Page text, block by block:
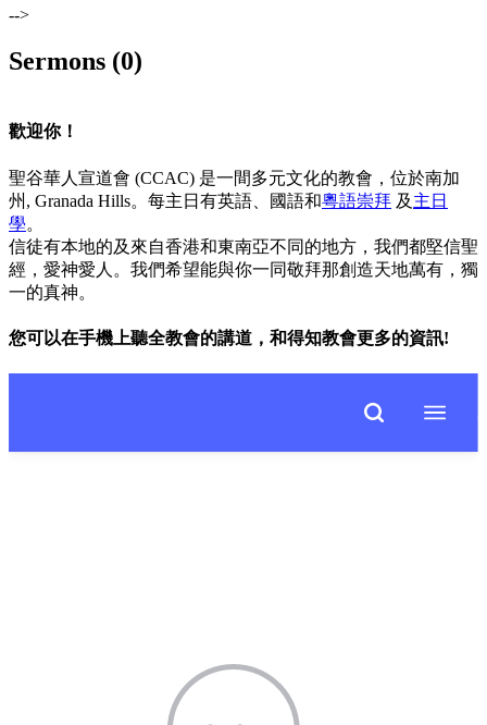
-->
Sermons (0)
歡迎你！
聖谷華人宣道會 (CCAC) 是一間多元文化的教會，位於南加
州, Granada Hills。每主日有英語、國語和粵語崇拜 及 主日
學。
信徒有本地的及來自香港和東南亞不同的地方，我們都堅信聖
經，愛神愛人。我們希望能與你一同敬拜那創造天地萬有，獨
一的真神。
您可以在手機上聽全教會的講道，和得知教會更多的資訊!